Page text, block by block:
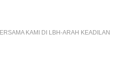
KAMI DI LBH-ARAH KEADILAN